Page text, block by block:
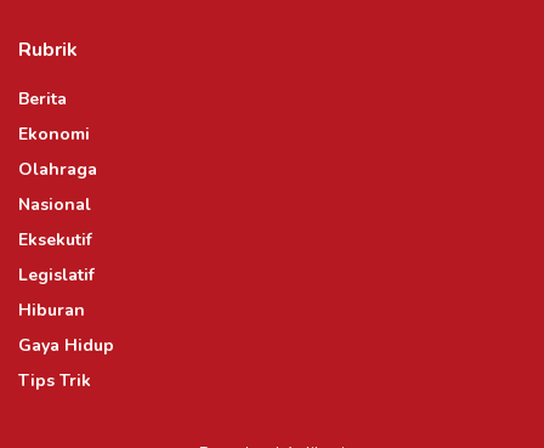
Rubrik
Berita
Ekonomi
Olahraga
Nasional
Eksekutif
Legislatif
Hiburan
Gaya Hidup
Tips Trik